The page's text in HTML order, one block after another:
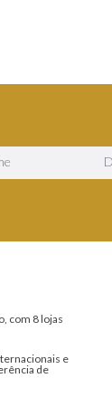
com 8 lojas
e
de